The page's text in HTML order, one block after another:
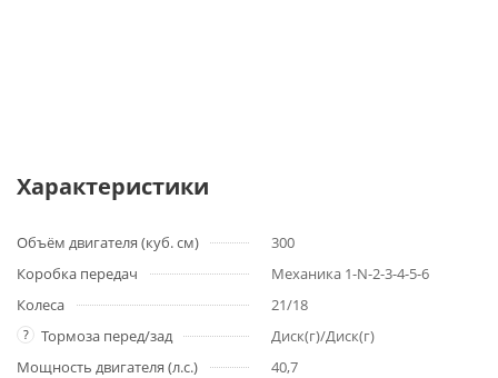
Характеристики
Объём двигателя (куб. см)
300
Коробка передач
Механика 1-N-2-3-4-5-6
Колеса
21/18
? Тормоза перед/зад
Диск(г)/Диск(г)
Мощность двигателя (л.с.)
40,7